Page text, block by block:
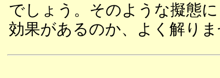
でしょう。そのような擬態
効果があるのか、よく解り